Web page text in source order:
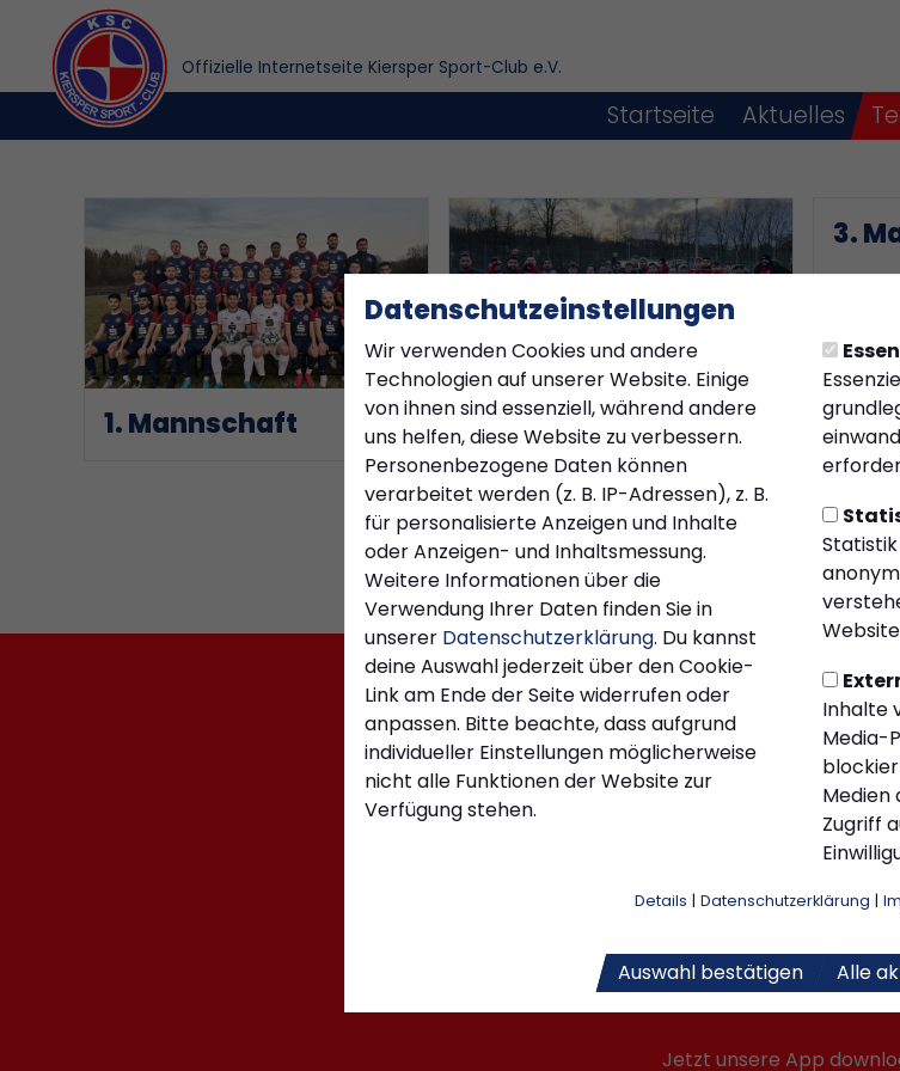
Datenschutzeinstellungen
Wir verwenden Cookies und andere
Technologien auf unserer Website. Einige
von ihnen sind essenziell, während andere
uns helfen, diese Website zu verbessern.
Personenbezogene Daten können
verarbeitet werden (z. B. IP-Adressen), z. B.
für personalisierte Anzeigen und Inhalte
oder Anzeigen- und Inhaltsmessung.
Weitere Informationen über die
Verwendung Ihrer Daten finden Sie in
unserer Datenschutzerklärung. Du kannst
deine Auswahl jederzeit über den Cookie-
Link am Ende der Seite widerrufen oder
anpassen. Bitte beachte, dass aufgrund
individueller Einstellungen möglicherweise
nicht alle Funktionen der Website zur
Verfügung stehen.
Inhalte
Media-
Zugriff
Details | Datenschutzerklärung |
Auswahl bestätigen Alle
Offizielle Internetseite Kiersper Sport-Club e.V.
Startseite Aktuelles
1. Mannschaft 2. Mannschaft
3.
Kiersper Sport-Club e.V. auf
Jetzt unsere App